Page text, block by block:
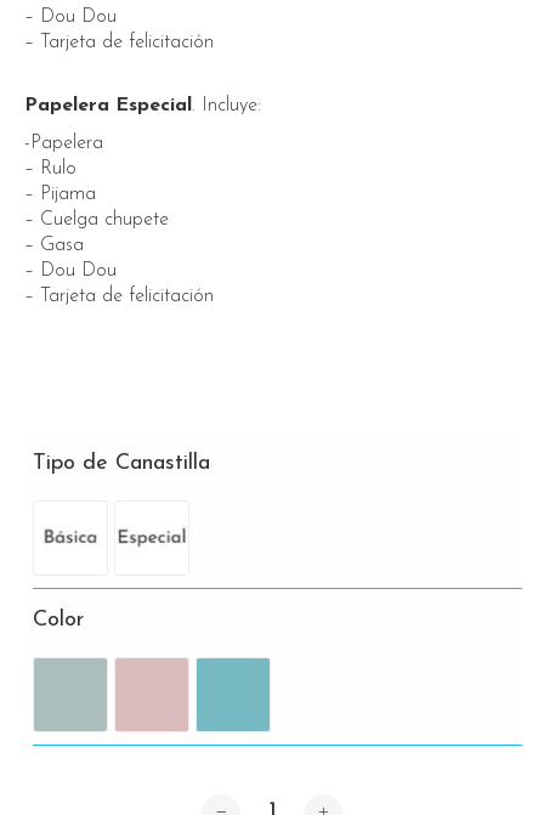
– Dou Dou
– Tarjeta de felicitación
Papelera Especial . Incluye:
-Papelera
– Rulo
– Pijama
– Cuelga chupete
– Gasa
– Dou Dou
– Tarjeta de felicitación
Tipo de Canastilla
Color